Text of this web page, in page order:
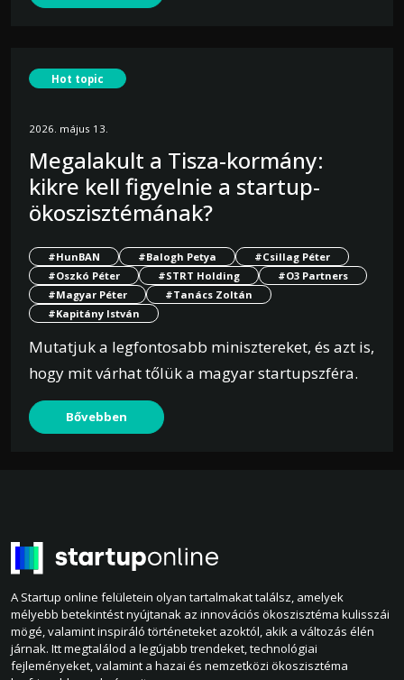
Hot topic
2026. május 13.
Megalakult a Tisza-kormány:
kikre kell figyelnie a startup-
ökoszisztémának?
#HunBAN #Balogh Petya
#Csillag Péter
#Oszkó Péter
#STRT Holding
#O3 Partners
#Magyar Péter
#Tanács Zoltán
#Kapitány István
Mutatjuk a legfontosabb minisztereket, és azt is,
hogy mit várhat tőlük a magyar startupszféra.
Bővebben
A Startup online felületein olyan tartalmakat találsz, amelyek
mélyebb betekintést nyújtanak az innovációs ökoszisztéma kulisszái
mögé, valamint inspiráló történeteket azoktól, akik a változás élén
járnak. Itt megtalálod a legújabb trendeket, technológiai
fejleményeket, valamint a hazai és nemzetközi ökoszisztéma